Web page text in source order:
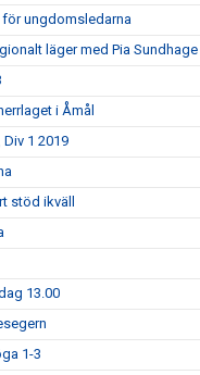
ungdomsledarna
läger med Pia Sundhage
i Åmål
1 2019
stöd ikväll
13.00
1-3